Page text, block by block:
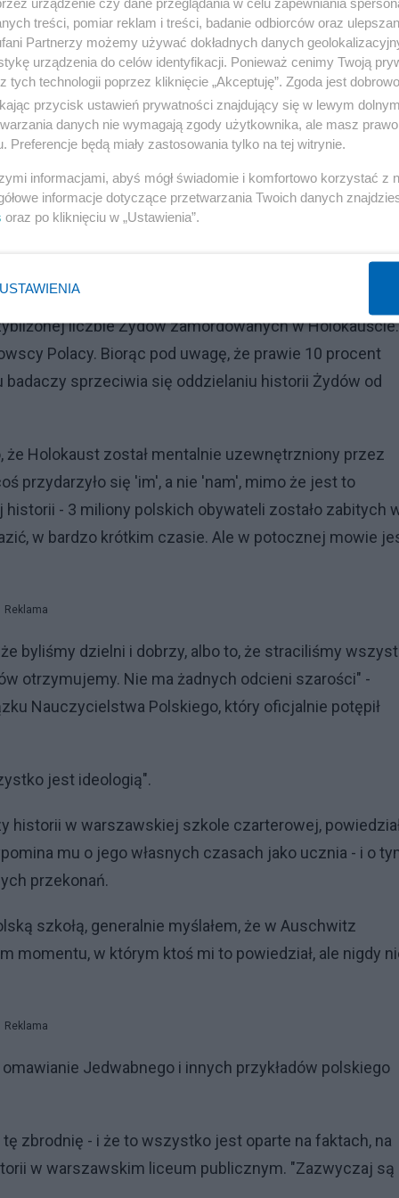
wywiadzie telefonicznym. "A główną siłą pociągową
Reklama
jak twierdzą, subtelnie i fałszywie zrównuje polskie i
W przypadku Polaków tak nie było" - powiedział
w Warszawie.
zginęło 6 milionów polskich obywateli - liczba ta
przez niektórych badaczy uważana za
liczbie Żydów zamordowanych w Holokauście.
Polacy. Biorąc pod uwagę, że prawie 10 procent
sprzeciwia się oddzielaniu historii Żydów od
Holokaust został mentalnie uzewnętrzniony przez
przydarzyło się 'im', a nie 'nam', mimo że jest to
- 3 miliony polskich obywateli zostało zabitych
w bardzo krótkim czasie. Ale w potocznej mowie
Reklama
byliśmy dzielni i dobrzy, albo to, że straciliśmy
otrzymujemy. Nie ma żadnych odcieni szarości" -
Nauczycielstwa Polskiego, który oficjalnie potępił
jest ideologią".
historii w warszawskiej szkole czarterowej,
mu o jego własnych czasach jako ucznia - i o
przekonań.
szkołą, generalnie myślałem, że w Auschwitz
momentu, w którym ktoś mi to powiedział, ale nigdy
Reklama
Jedwabnego i innych przykładów polskiego
zbrodnię - i że to wszystko jest oparte na faktach, na
w warszawskim liceum publicznym. "Zazwyczaj są
treści, pomiar reklam i treści, badanie odbiorców oraz
Partnerzy możemy używać dokładnych danych
urządzenia do celów identyfikacji. Ponieważ cenimy Twoją
tych technologii poprzez kliknięcie „Akceptuję”. Zgoda jest
przycisk ustawień prywatności znajdujący się w lewym
danych nie wymagają zgody użytkownika, ale masz
Preferencje będą miały zastosowania tylko na tej witrynie.
informacjami, abyś mógł świadomie i komfortowo korzystać z
informacje dotyczące przetwarzania Twoich danych
oraz po kliknięciu w „Ustawienia”.
USTAWIENIA